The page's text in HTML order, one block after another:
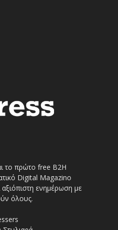
το πρώτο free Β2Η
Digital Magazino
ενημέρωση με
όλους.